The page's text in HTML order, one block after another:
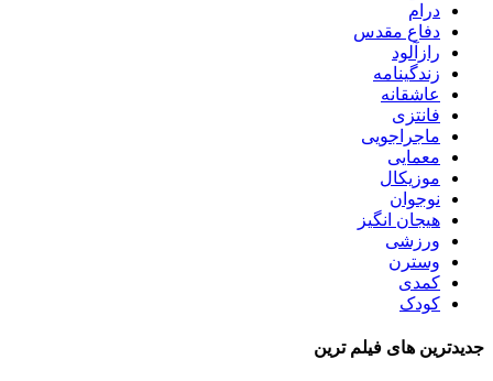
درام
دفاع مقدس
رازآلود
زندگینامه
عاشقانه
فانتزی
ماجراجویی
معمایی
موزیکال
نوجوان
هیجان انگیز
ورزشی
وسترن
کمدی
کودک
جدیدترین های فیلم ترین